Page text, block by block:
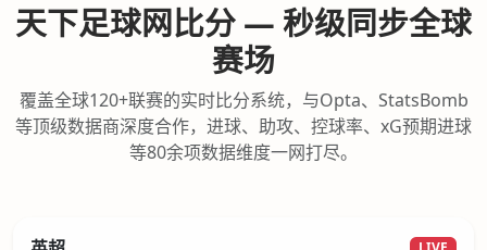
天下足球网比分 — 秒级同步全球
赛场
覆盖全球120+联赛的实时比分系统，与Opta、StatsBomb
等顶级数据商深度合作，进球、助攻、控球率、xG预期进球
等80余项数据维度一网打尽。